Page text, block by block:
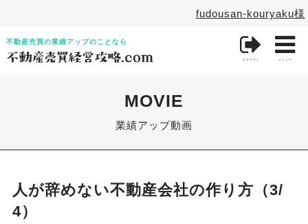
fudousan-kouryaku様
不動産売買の業績アップのことなら
ログアウト

メニュー
MOVIE
業績アップ動画
人が辞めない不動産会社の作り方（3/
4）